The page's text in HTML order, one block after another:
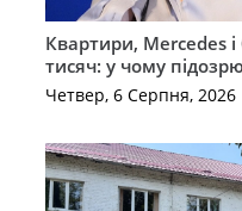
Квартири, Mercedes
тисяч: у чому
Четвер, 6 Серпня, 2026